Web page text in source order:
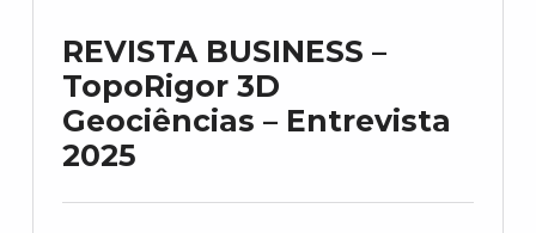
REVISTA BUSINESS –
TopoRigor 3D
Geociências – Entrevista
2025